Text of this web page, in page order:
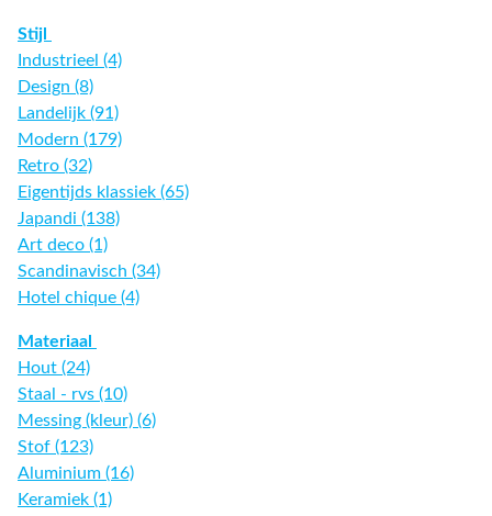
Stijl
Industrieel (4)
Design (8)
Landelijk (91)
Modern (179)
Retro (32)
Eigentijds klassiek (65)
Japandi (138)
Art deco (1)
Scandinavisch (34)
Hotel chique (4)
Materiaal
Hout (24)
Staal - rvs (10)
Messing (kleur) (6)
Stof (123)
Aluminium (16)
Keramiek (1)